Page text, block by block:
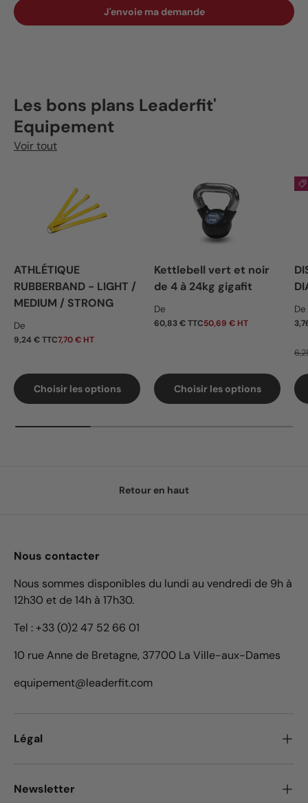
J'envoie ma demande
Les bons plans Leaderfit'
Equipement
Voir tout
ATHLÉTIQUE
RUBBERBAND - LIGHT /
MEDIUM / STRONG
Prix habituel
De
9,24 € TTC7,70 € HT
Choisir les options
Kettlebell vert et noir
de 4 à 24kg gigafit
Prix habituel
De
60,83 € TTC50,69 € HT
Choisir les options
De
Retour en haut
Nous contacter
Nous sommes disponibles du lundi au vendredi de 9h à
12h30 et de 14h à 17h30.
Tel : +33 (0)2 47 52 66 01
10 rue Anne de Bretagne, 37700 La Ville-aux-Dames
equipement@leaderfit.com
Légal
Newsletter